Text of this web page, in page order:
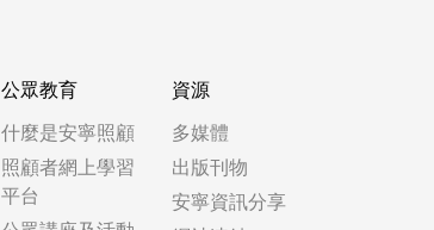
公眾教育
什麼是安寧照顧
照顧者網上學習
平台
資源
多媒體
出版刊物
安寧資訊分享